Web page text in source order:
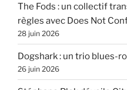
The Fods : un collectif
règles avec Does Not
28 juin 2026
Dogshark : un trio blues-
26 juin 2026